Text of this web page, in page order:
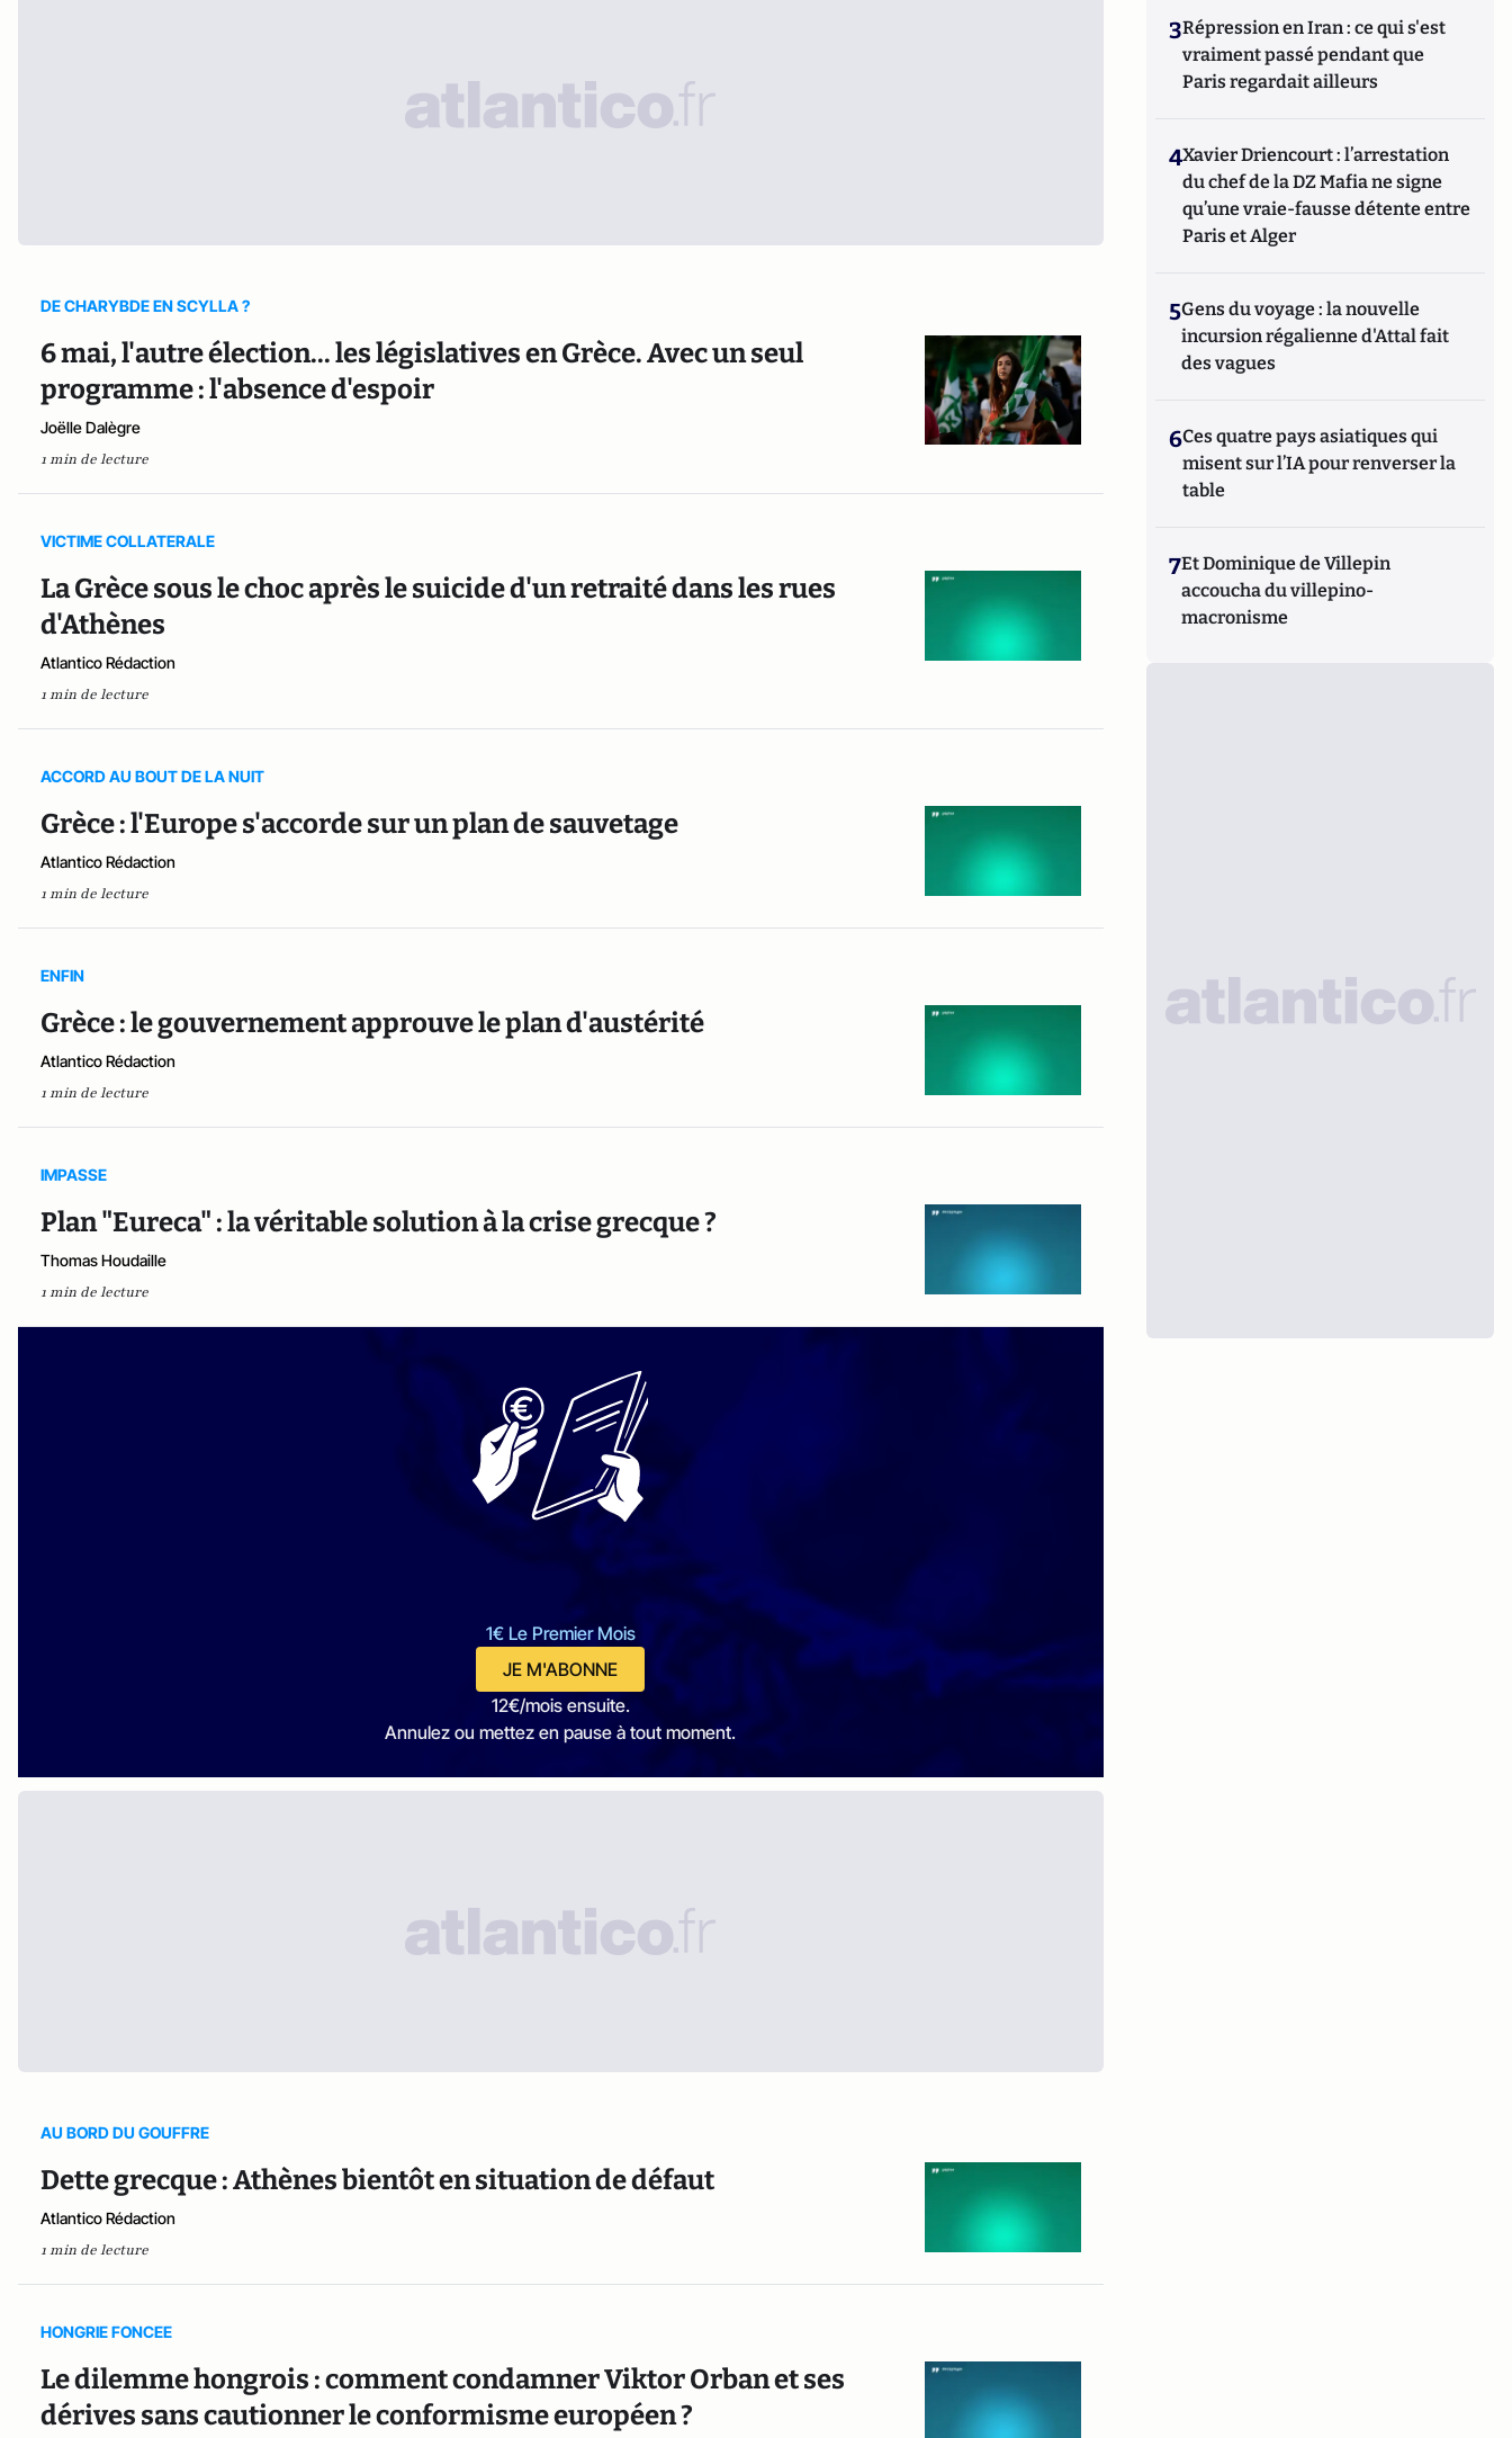
DE CHARYBDE EN SCYLLA ?
6 mai, l'autre élection... les législatives en Grèce. Avec un seul
programme : l'absence d'espoir
Joëlle Dalègre
1 min de lecture
VICTIME COLLATERALE
La Grèce sous le choc après le suicide d'un retraité dans les rues
d'Athènes
Atlantico Rédaction
1 min de lecture
ACCORD AU BOUT DE LA NUIT
Grèce : l'Europe s'accorde sur un plan de sauvetage
Atlantico Rédaction
1 min de lecture
ENFIN
Grèce : le gouvernement approuve le plan d'austérité
Atlantico Rédaction
1 min de lecture
IMPASSE
Plan "Eureca" : la véritable solution à la crise grecque ?
Thomas Houdaille
1 min de lecture
1€ Le Premier Mois
JE M'ABONNE
12€/mois ensuite.
Annulez ou mettez en pause à tout moment.
AU BORD DU GOUFFRE
Dette grecque : Athènes bientôt en situation de défaut
Atlantico Rédaction
1 min de lecture
HONGRIE FONCEE
Le dilemme hongrois : comment condamner Viktor Orban et ses
dérives sans cautionner le conformisme européen ?
3Répression en Iran : ce qui s'est
vraiment passé pendant que
Paris regardait ailleurs
4Xavier Driencourt : l’arrestation
du chef de la DZ Mafia ne signe
qu’une vraie-fausse détente entre
Paris et Alger
5Gens du voyage : la nouvelle
incursion régalienne d'Attal fait
des vagues
6Ces quatre pays asiatiques qui
misent sur l’IA pour renverser la
table
7Et Dominique de Villepin
accoucha du villepino-
macronisme